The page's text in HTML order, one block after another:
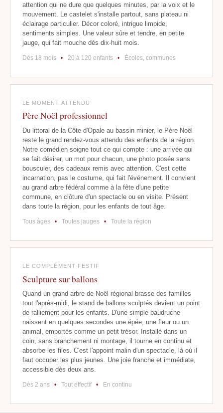
attention qui ne dure que quelques minutes, par la voix et le
mouvement. Le castelet s'installe partout, sans plateau ni
éclairage particulier. Décor coloré, intrigue limpide,
sentiments simples. Une valeur sûre et tendre, en petite
jauge, qui fait mouche dès dix-huit mois.
Dès 18 mois • 20 à 120 enfants • Écoles, communes
LE MOMENT ATTENDU
Père Noël professionnel
Du littoral de la Côte d'Opale au bassin minier, le Père Noël
reste le grand rendez-vous attendu des enfants de la région.
Notre comédien soigne tout ce qui compte : une arrivée qui
se fait désirer, un mot pour chacun, une photo posée sans
bousculer, des cadeaux remis avec attention. C'est cette
incarnation, pas le costume, qui fait l'événement. Il convient
au grand arbre fédéral comme à la fête d'une petite
commune, en clôture d'un spectacle ou en visite. Présent
dans toute la région, pour les enfants de tout âge.
Tous âges • Toutes jauges • Toute la région
LE COMPLÉMENT FESTIF
Sculpture sur ballons
Quand un grand arbre de Noël régional brasse des familles
tout l'après-midi, le stand de ballons sculptés devient un point
de ralliement pour les enfants. D'une simple baudruche
naissent en quelques secondes une épée, une fleur ou un
animal, emportés comme un petit trésor. Installé dans un
coin, sans branchement ni montage, il tourne en continu et
absorbe les files. C'est l'appoint malin d'un spectacle, là où il
faut occuper les plus jeunes. Une joie franche et immédiate,
accessible dès deux ans.
Dès 2 ans • Tout effectif • En continu